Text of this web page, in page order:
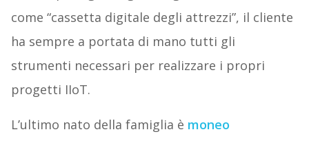
come “cassetta digitale degli attrezzi”, il cliente
ha sempre a portata di mano tutti gli
strumenti necessari per realizzare i propri
progetti IIoT.
L’ultimo nato della famiglia è moneo